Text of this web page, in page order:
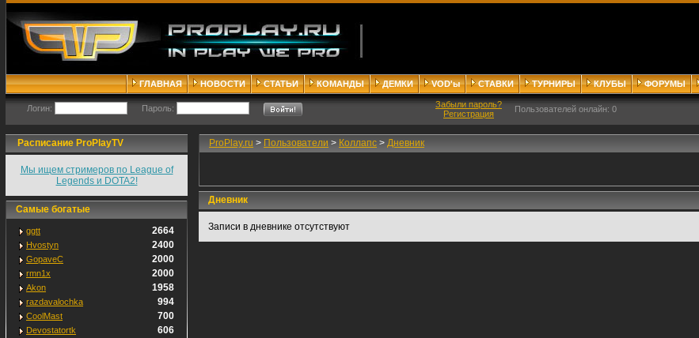
ГЛАВНАЯ НОВОСТИ СТАТЬИ КОМАНДЫ ДЕМКИ VOD'ы СТАВКИ ТУРНИРЫ КЛУБЫ ФОРУМЫ
Логин: Пароль:
Забыли пароль?
Регистрация
Пользователей онлайн: 0
Расписание ProPlayTV
Мы ищем стримеров по League of
Legends и DOTA2!
Самые богатые
ggtt 2664
Hvostyn 2400
GopaveC 2000
rmn1x 2000
Akon 1958
razdavalochka 994
CoolMast 700
Devostatortk 606
ProPlay.ru > Пользователи > Коллапс > Дневник
Дневник
Записи в дневнике отсутствуют